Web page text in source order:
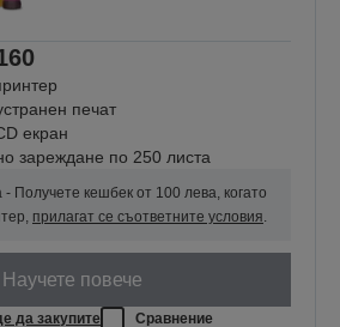
печат
екран
зареждане по 250 листа
Получете кешбек от 100 лева, когато
прилагат се съответните условия.
Научете повече
да закупите Сравнение